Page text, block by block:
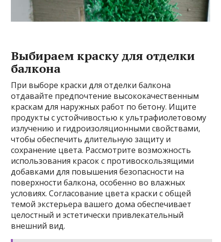
Выбираем краску для отделки
балкона
При выборе краски для отделки балкона
отдавайте предпочтение высококачественным
краскам для наружных работ по бетону. Ищите
продукты с устойчивостью к ультрафиолетовому
излучению и гидроизоляционными свойствами,
чтобы обеспечить длительную защиту и
сохранение цвета. Рассмотрите возможность
использования красок с противоскользящими
добавками для повышения безопасности на
поверхности балкона, особенно во влажных
условиях. Согласование цвета краски с общей
темой экстерьера вашего дома обеспечивает
целостный и эстетически привлекательный
внешний вид.